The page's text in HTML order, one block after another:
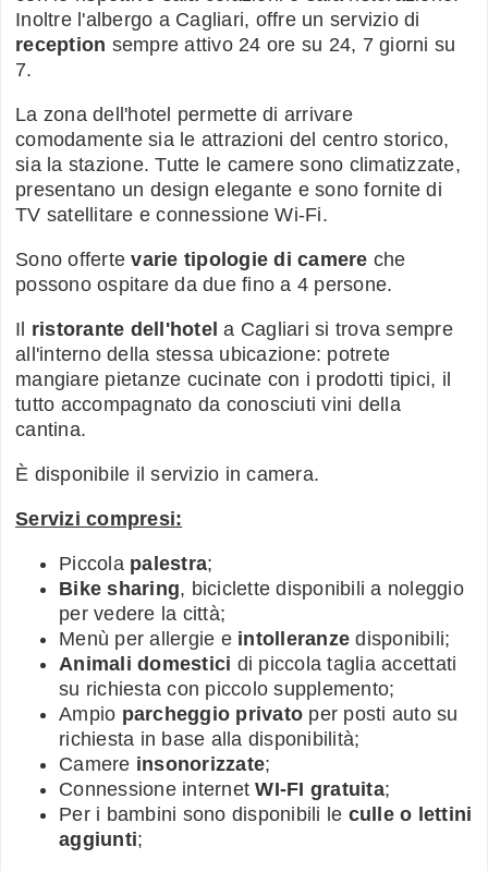
Inoltre l'albergo a Cagliari, offre un servizio di
reception sempre attivo 24 ore su 24, 7 giorni su
7.
La zona dell'hotel permette di arrivare
comodamente sia le attrazioni del centro storico,
sia la stazione. Tutte le camere sono climatizzate,
presentano un design elegante e sono fornite di
TV satellitare e connessione Wi-Fi.
Sono offertevarie tipologie di camere che
possono ospitare da due fino a 4 persone.
Il ristorante dell'hotel a Cagliari si trova sempre
all'interno della stessa ubicazione: potrete
mangiare pietanze cucinate con i prodotti tipici, il
tutto accompagnato da conosciuti vini della
cantina.
È disponibile il servizio in camera.
Servizi compresi:
Piccola palestra;
Bike sharing, biciclette disponibili a noleggio
per vedere la città;
Menù per allergie e intolleranze disponibili;
Animali domestici di piccola taglia accettati
su richiesta con piccolo supplemento;
Ampio parcheggio privato per posti auto su
richiesta in base alla disponibilità;
Camere insonorizzate;
Connessione internetWI-FI gratuita;
Per i bambini sono disponibili le culle o lettini
aggiunti;